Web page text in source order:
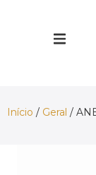
Início / Geral /